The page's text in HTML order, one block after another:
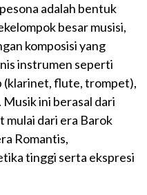
adalah bentuk
besar musisi,
komposisi yang
instrumen seperti
(klarinet, flute, trompet),
ini berasal dari
mulai dari era Barok
Romantis,
tinggi serta ekspresi